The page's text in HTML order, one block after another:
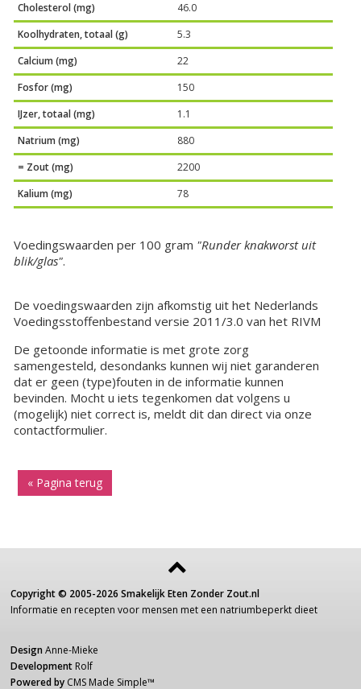
Cholesterol (mg)
46.0
Koolhydraten, totaal (g)
5.3
Calcium (mg)
22
Fosfor (mg)
150
IJzer, totaal (mg)
1.1
Natrium (mg)
880
= Zout (mg)
2200
Kalium (mg)
78
Voedingswaarden per 100 gram "Runder knakworst uit
blik/glas".
De voedingswaarden zijn afkomstig uit het Nederlands
Voedingsstoffenbestand versie 2011/3.0 van het RIVM
De getoonde informatie is met grote zorg
samengesteld, desondanks kunnen wij niet garanderen
dat er geen (type)fouten in de informatie kunnen
bevinden. Mocht u iets tegenkomen dat volgens u
(mogelijk) niet correct is, meldt dit dan direct via onze
contactformulier.
« Pagina terug
Copyright © 2005-2026 Smakelijk Eten Zonder Zout.nl
Informatie en recepten voor mensen met een natriumbeperkt dieet
Design Anne-Mieke
Development Rolf
Powered by CMS Made Simple™